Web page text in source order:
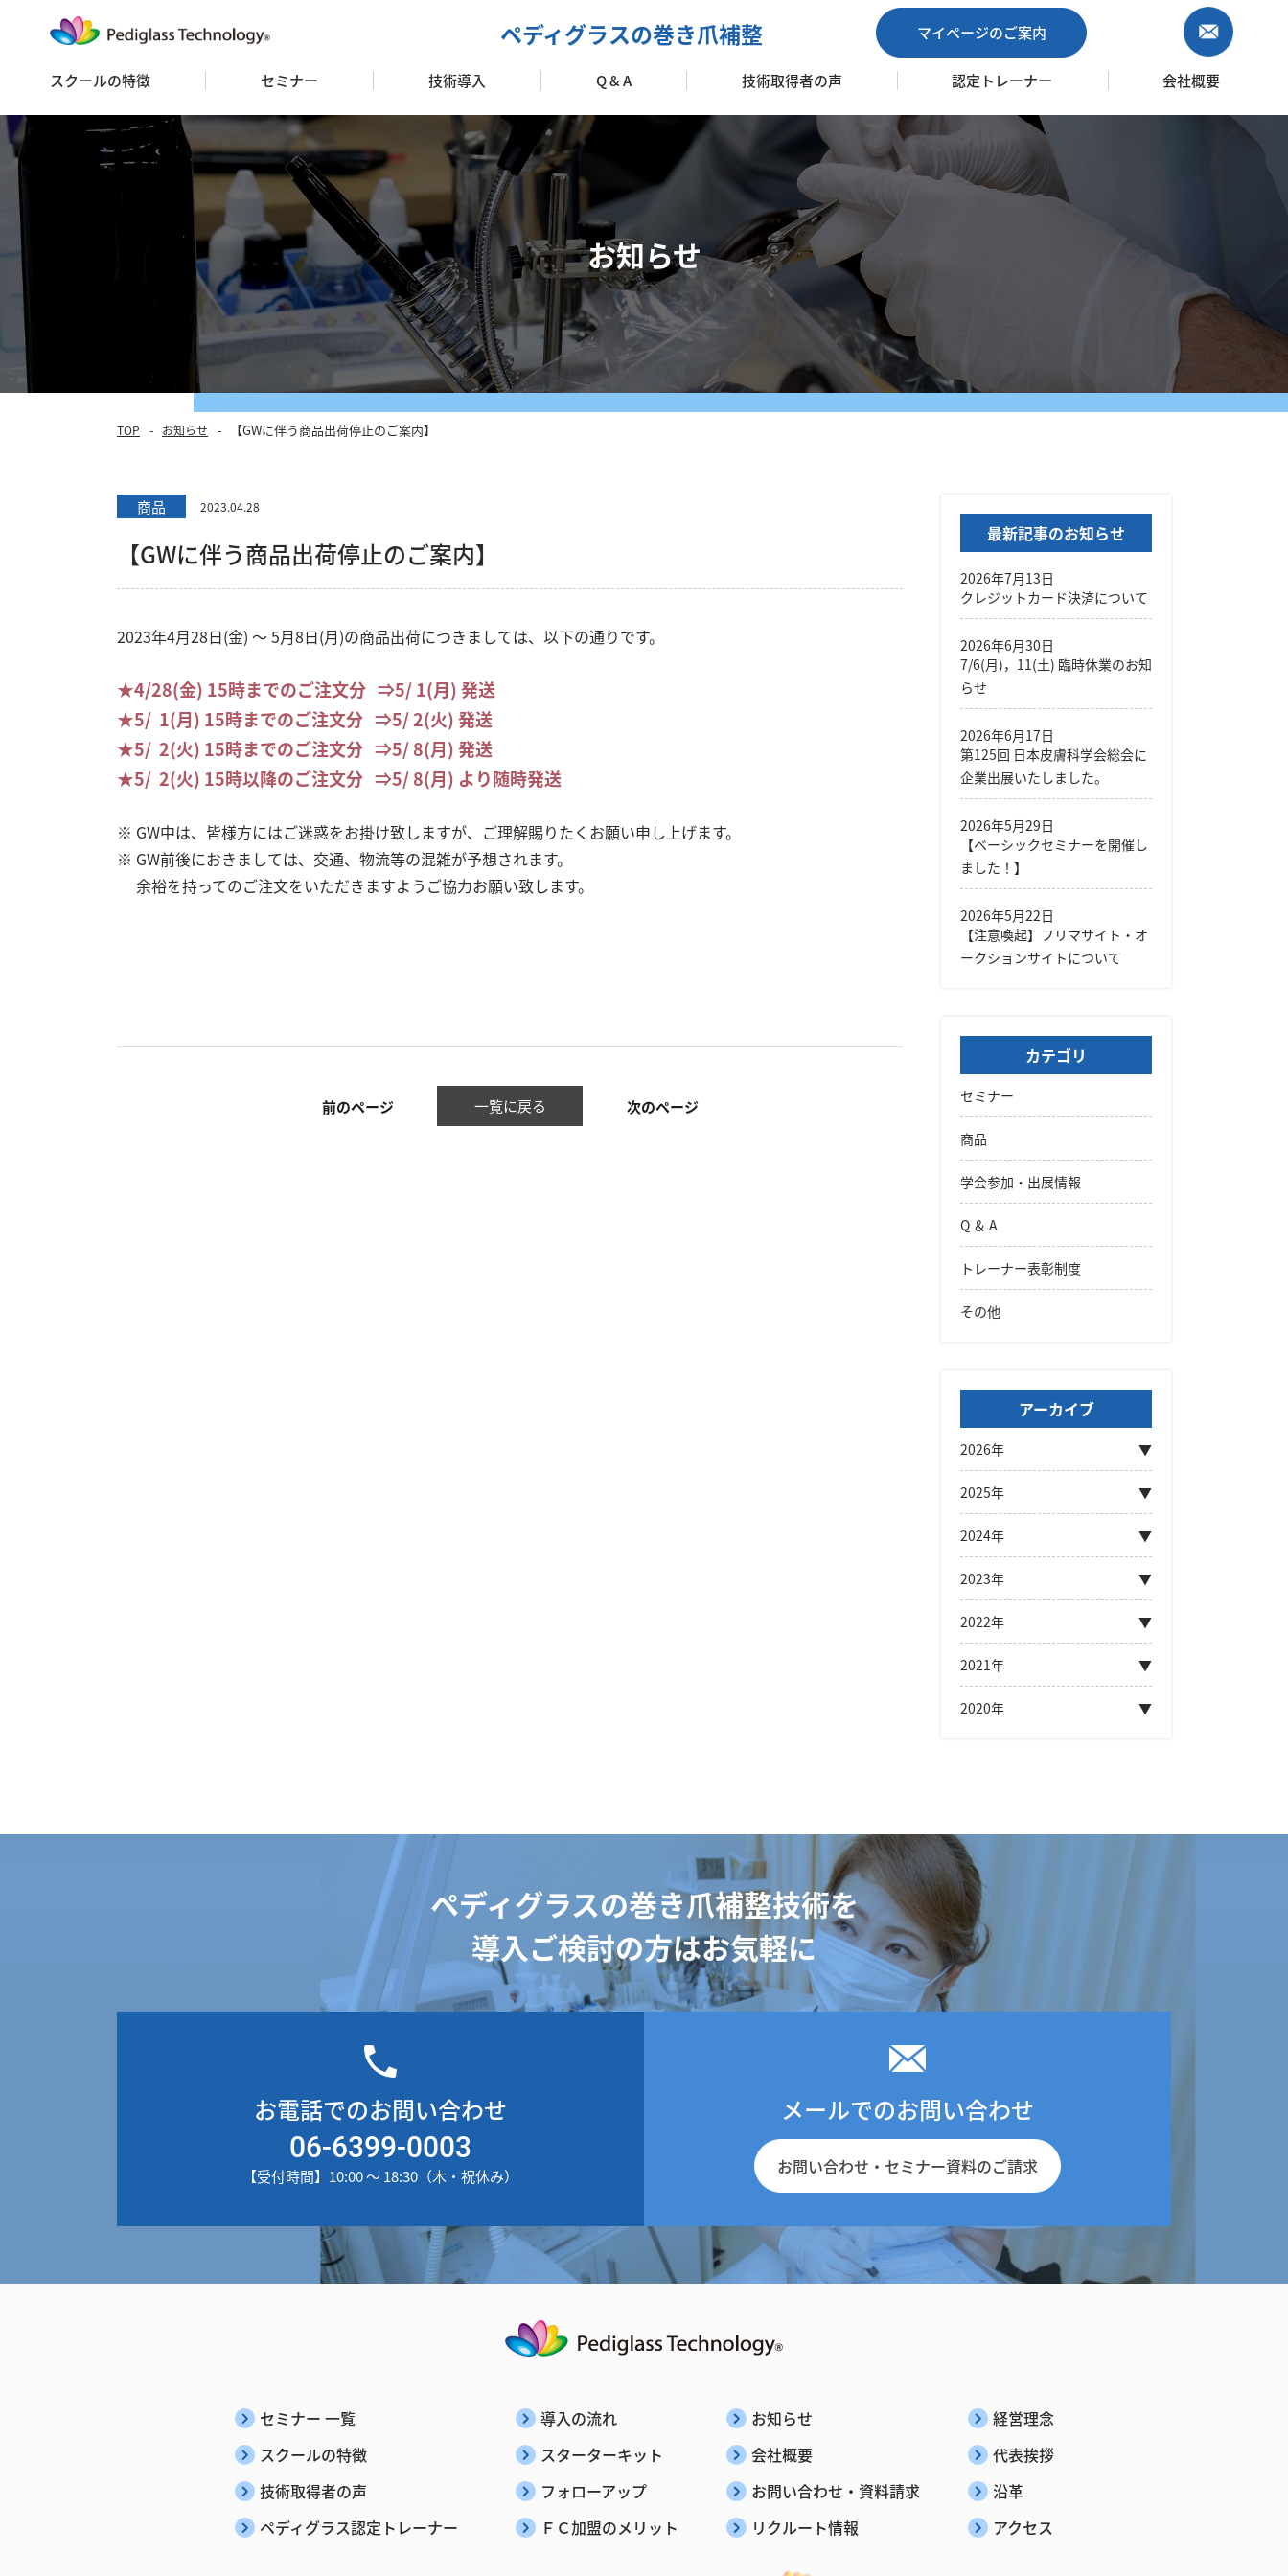
ペディグラスの巻き爪補整
スクールの特徴 セミナー
セミナー 一覧
お申込み
セミナースケジュール
技術導入
導入の流れ
スターターキット
フォローアップ
FC加盟のメリット
Q & A 技術取得者の声 認定トレーナー 会社概要
マイページのご案内
お知らせ
TOP お知らせ 【GWに伴う商品出荷停止のご案内】
商品 2023.04.28
【GWに伴う商品出荷停止のご案内】
2023年4月28日(金) ～ 5月8日(月)の商品出荷につきましては、以下の通りです。
★4/28(金) 15時までのご注文分 ⇒5/ 1(月) 発送
★5/ 1(月) 15時までのご注文分 ⇒5/ 2(火) 発送
★5/ 2(火) 15時までのご注文分 ⇒5/ 8(月) 発送
★5/ 2(火) 15時以降のご注文分 ⇒5/ 8(月) より随時発送
※ GW中は、皆様方にはご迷惑をお掛け致しますが、ご理解賜りたくお願い申し上げます。
※ GW前後におきましては、交通、物流等の混雑が予想されます。
余裕を持ってのご注文をいただきますようご協力お願い致します。
前のページ 一覧に戻る 次のページ
最新記事のお知らせ
クレジットカード決済について
2026年7月13日
7/6(月)，11(土) 臨時休業のお知
らせ
2026年6月30日
第125回 日本皮膚科学会総会に
企業出展いたしました。
2026年6月17日
【ベーシックセミナーを開催し
ました！】
2026年5月29日
【注意喚起】フリマサイト・オ
ークションサイトについて
2026年5月22日
カテゴリ
セミナー
商品
学会参加・出展情報
Q ＆ A
トレーナー表彰制度
その他
アーカイブ
2026年
2025年
2024年
2023年
2022年
2021年
2020年
ペディグラスの巻き爪補整技術を
導入ご検討の方はお気軽に
お電話でのお問い合わせ
06-6399-0003
【受付時間】10:00 ～ 18:30（木・祝休み）
メールでのお問い合わせ
お問い合わせ・ セミナー資料のご請求
セミナー 一覧
スクールの特徴
技術取得者の声
ペディグラス認定トレーナー
導入の流れ
スターターキット
フォローアップ
ＦＣ加盟のメリット
お知らせ
会社概要
お問い合わせ・資料請求
リクルート情報
経営理念
代表挨拶
沿革
アクセス